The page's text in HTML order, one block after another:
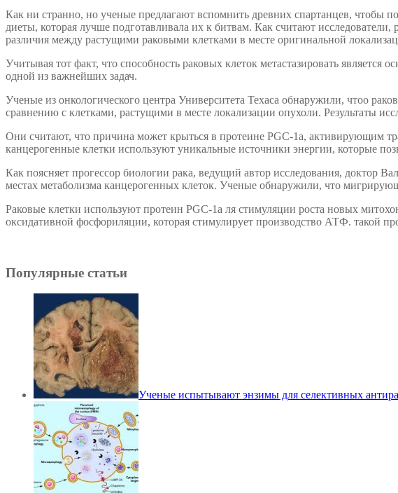
Как ни странно, но ученые предлагают вспомнить древних спартанцев, чтобы
диеты, которая лучше подготавливала их к битвам. Как считают
различия между растущими раковыми клетками в месте оригинальной
Учитывая тот факт, что способность раковых клеток метастазировать
одной из важнейших задач.
Ученые из онкологического центра Университета Техаса обнаружили, чтоо
сравнению с клетками, растущими в месте локализации опухоли. Результаты
Они считают, что причина может крыться в протеине PGC-1a, активирующим
канцерогенные клетки используют уникальные источники энергии, которые
Как поясняет прогессор биологии рака, ведущий автор исследования, доктор
местах метаболизма канцерогенных клеток. Ученые обнаружили, что
Раковые клетки используют протеин PGC-1a ля стимуляции роста новых
оксидативной фосфориляции, которая стимулирует производство АТФ. такой
Популярные статьи
Ученые испытывают энзимы для селективных